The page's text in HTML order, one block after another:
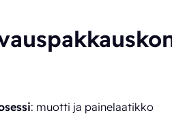
: muotti ja painelaatikko